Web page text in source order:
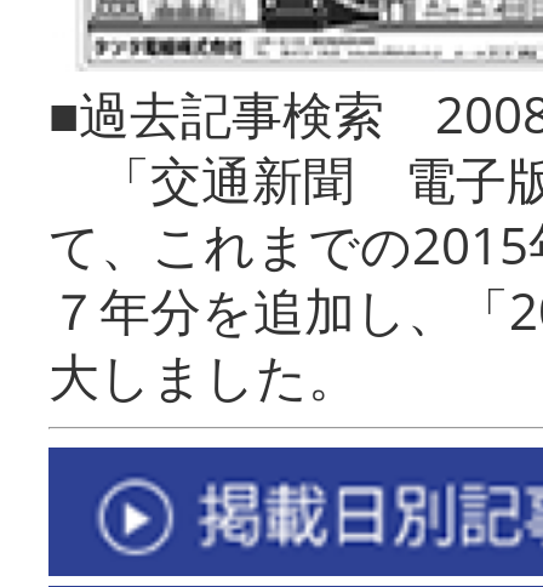
■過去記事検索
「交通新聞 電子
て、これまでの
７年分を追加し、「
大しまし